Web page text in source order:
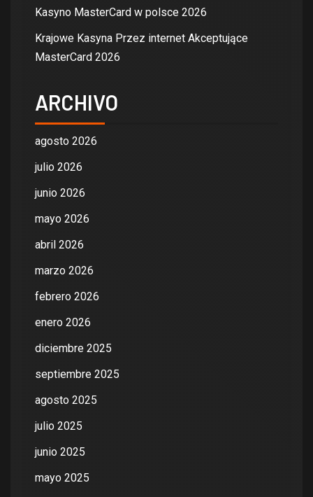
Kasyno MasterCard w polsce 2026
Krajowe Kasyna Przez internet Akceptujące
MasterCard 2026
ARCHIVO
agosto 2026
julio 2026
junio 2026
mayo 2026
abril 2026
marzo 2026
febrero 2026
enero 2026
diciembre 2025
septiembre 2025
agosto 2025
julio 2025
junio 2025
mayo 2025